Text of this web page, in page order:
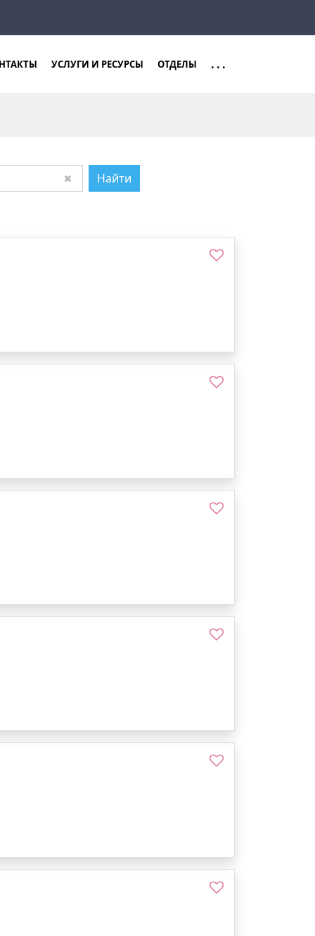
Найти
Найти
УСЛУГИ И РЕСУРСЫ ОТДЕЛЫ ...